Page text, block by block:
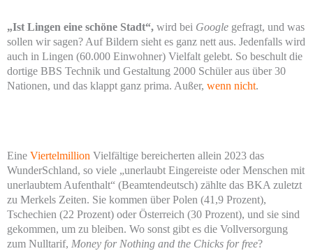
„Ist Lingen eine schöne Stadt“, wird bei Google gefragt, und was
sollen wir sagen? Auf Bildern sieht es ganz nett aus. Jedenfalls wird
auch in Lingen (60.000 Einwohner) Vielfalt gelebt. So beschult die
dortige BBS Technik und Gestaltung 2000 Schüler aus über 30
Nationen, und das klappt ganz prima. Außer, wenn nicht.
Eine Viertelmillion Vielfältige bereicherten allein 2023 das
WunderSchland, so viele „unerlaubt Eingereiste oder Menschen mit
unerlaubtem Aufenthalt“ (Beamtendeutsch) zählte das BKA zuletzt
zu Merkels Zeiten. Sie kommen über Polen (41,9 Prozent),
Tschechien (22 Prozent) oder Österreich (30 Prozent), und sie sind
gekommen, um zu bleiben. Wo sonst gibt es die Vollversorgung
zum Nulltarif, Money for Nothing and the Chicks for free?